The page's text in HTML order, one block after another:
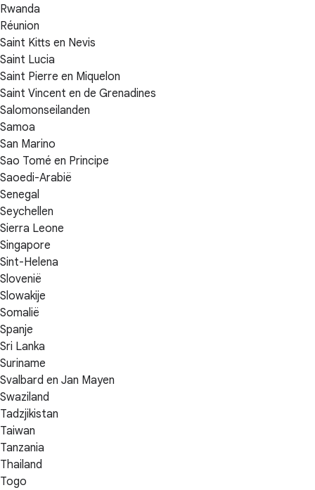
Rwanda
Réunion
Saint Kitts en Nevis
Saint Lucia
Saint Pierre en Miquelon
Saint Vincent en de Grenadines
Salomonseilanden
Samoa
San Marino
Sao Tomé en Principe
Saoedi-Arabië
Senegal
Seychellen
Sierra Leone
Singapore
Sint-Helena
Slovenië
Slowakije
Somalië
Spanje
Sri Lanka
Suriname
Svalbard en Jan Mayen
Swaziland
Tadzjikistan
Taiwan
Tanzania
Thailand
Togo